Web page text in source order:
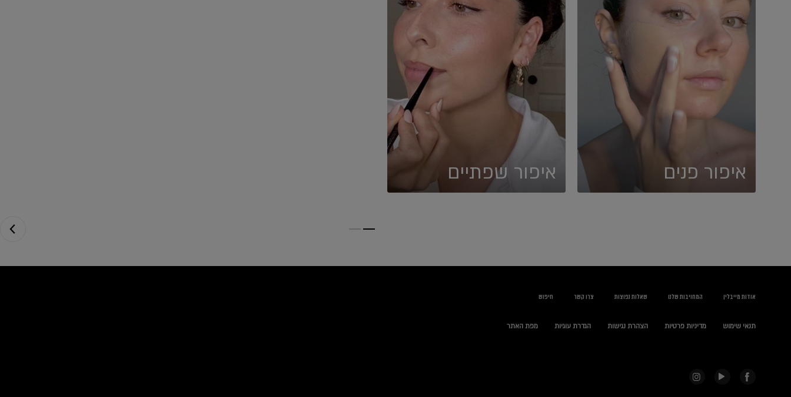
איפור פנים איפור שפתיים
אודות מייבלין המחויבות שלנו שאלות נפוצות צרו קשר חיפוש
תנאי שימוש מדיניות פרטיות הצהרת נגישות הגדרת עוגיות מפת האתר